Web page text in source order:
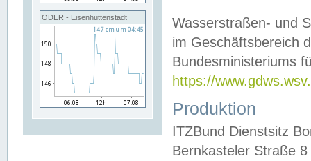
ODER - Eisenhüttenstadt
Wasserstraßen- und
im Geschäftsbereich
Bundesministeriums
https://
Produktion
ITZBund Dienstsitz
Bernkasteler Straße 8